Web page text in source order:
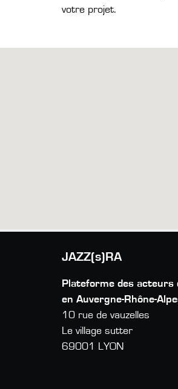
votre projet.
JAZZ(s)RA
Plateforme des acteurs
en Auvergne-Rhône-
10 rue de vauzelles
Le village sutter
69001 LYON